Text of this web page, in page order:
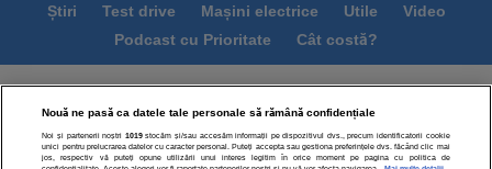
Știri Test drive Mașini electrice Utile
Video
Podcast cu Prioritate
Cât costă?
Termeni si conditii
Politica de confidentialitate
Politica de cookies
Echipa editorială
Modifică Setările
Nouă ne pasă ca datele tale personale să rămână confidențiale
Noi și partenerii noștri 1019stocăm și/sau accesăm informații pe dispozitivul dvs., precum identificatorii cookie
unici pentru prelucrarea datelor cu caracter personal. Puteți accepta sau gestiona preferințele dvs. făcând clic mai
jos, respectiv vă puteți opune utilizării unui interes legitim în orice moment pe pagina cu politica de